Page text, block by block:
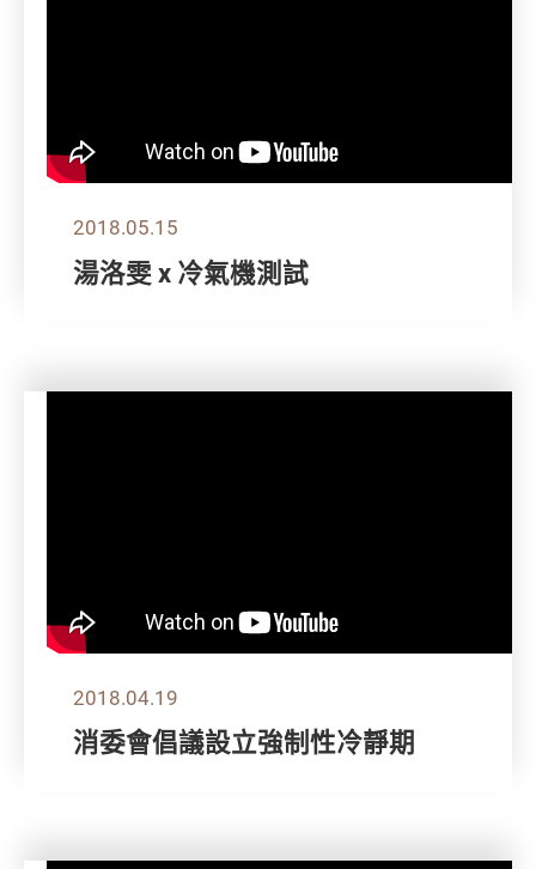
2018.05.15
湯洛雯 x 冷氣機測試
2018.04.19
消委會倡議設立強制性冷靜期